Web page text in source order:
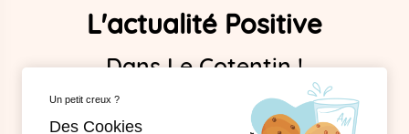
L'actualité Positive
Dans Le Cotentin !
Mentions légales
Un petit creux ?
Des Cookies